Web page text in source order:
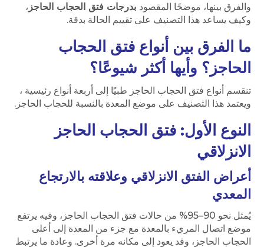
والفرق بينها، موضحًا المقصود بدرجات فتق الحجاب الحاجز ،
وكيف يساعد هذا التصنيف على تقييم الحالة بدقة.
ما الفرق بين أنواع فتق الحجاب
الحاجز؟ وأيها أكثر شيوعًا؟
تنقسم أنواع فتق الحجاب الحاجز طبيًا إلى أربعة أنواع رئيسية ،
ويعتمد هذا التصنيف على موضع المعدة بالنسبة للحجاب الحاجز.
النوع الأول: فتق الحجاب الحاجز
الانزلاقي
أعراض الفتق الانزلاقي وعلاقته بالارتجاع
المعدي
يُمثل نحو 90–95% من حالات فتق الحجاب الحاجز، وفيه يرتفع
موضع اتصال المريء بالمعدة مع جزء من المعدة إلى أعلى
الحجاب الحاجز، وقد يعود إلى مكانه مرة أخرى. وعادة ما يرتبط